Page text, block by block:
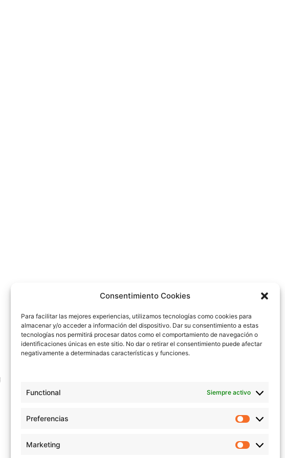
Consentimiento Cookies
Para facilitar las mejores experiencias, utilizamos tecnologías como cookies para
almacenar y/o acceder a información del dispositivo. Dar su consentimiento a estas
tecnologías nos permitirá procesar datos como el comportamiento de navegación o
identificaciones únicas en este sitio. No dar o retirar el consentimiento puede afectar
negativamente a determinadas características y funciones.
Functional Siempre activo
Preferencias
Marketing
Gisela Concert Kids